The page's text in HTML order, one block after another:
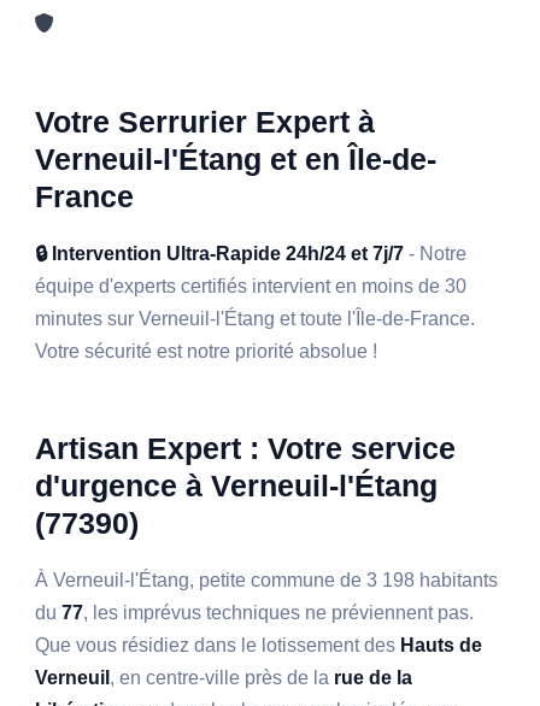
Votre Serrurier Expert à
Verneuil-l'Étang et en Île-de-
France
🔒 Intervention Ultra-Rapide 24h/24 et 7j/7 - Notre
équipe d'experts certifiés intervient en moins de 30
minutes sur Verneuil-l'Étang et toute l'Île-de-France.
Votre sécurité est notre priorité absolue !
Artisan Expert : Votre service
d'urgence à Verneuil-l'Étang
(77390)
À Verneuil-l'Étang, petite commune de 3 198 habitants
du77, les imprévus techniques ne préviennent pas.
Que vous résidiez dans le lotissement des Hauts de
Verneuil , en centre-ville près de la rue de la